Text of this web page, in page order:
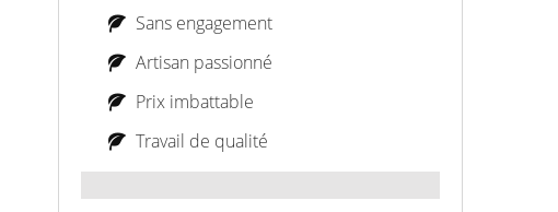
Sans engagement
Artisan passionné
Prix imbattable
Travail de qualité